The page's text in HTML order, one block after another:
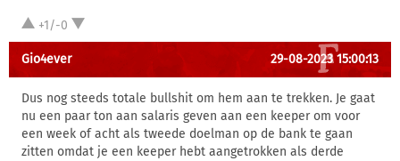
+1/-0
Gio4ever 29-08-2023 15:00:13
Dus nog steeds totale bullshit om hem aan te trekken. Je gaat
nu een paar ton aan salaris geven aan een keeper om voor
een week of acht als tweede doelman op de bank te gaan
zitten omdat je een keeper hebt aangetrokken als derde